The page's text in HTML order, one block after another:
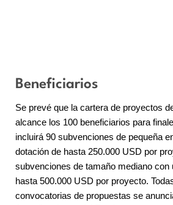
Beneficiarios
Se prevé que la cartera de proyectos
alcance los 100 beneficiarios para
incluirá 90 subvenciones de pequeña
dotación de hasta 250.000 USD por
subvenciones de tamaño mediano con
hasta 500.000 USD por proyecto.
convocatorias de propuestas se